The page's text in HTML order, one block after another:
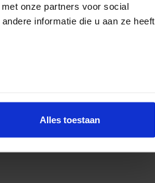
onze partners voor social
informatie die u aan ze heeft
Alles toestaan